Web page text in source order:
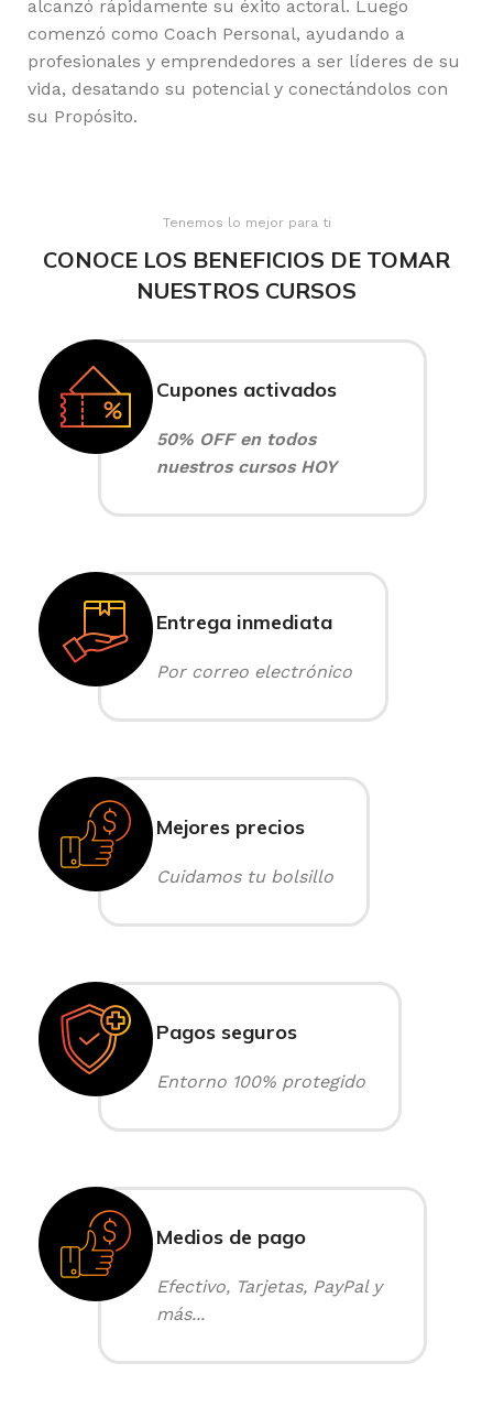
alcanzó rápidamente su éxito actoral. Luego
comenzó como Coach Personal, ayudando a
profesionales y emprendedores a ser líderes de su
vida, desatando su potencial y conectándolos con
su Propósito.
Tenemos lo mejor para ti
CONOCE LOS BENEFICIOS DE TOMAR
NUESTROS CURSOS
Cupones activados
50% OFF en todos
nuestros cursos HOY
Entrega inmediata
Por correo electrónico
Mejores precios
Cuidamos tu bolsillo
Pagos seguros
Entorno 100% protegido
Medios de pago
Efectivo, Tarjetas, PayPal y
más...